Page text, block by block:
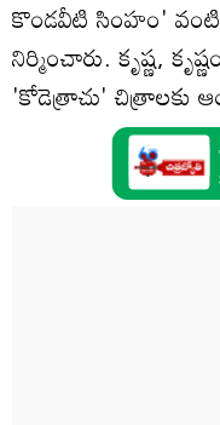
కొండవీటి సింహం'
నిర్మించారు. కృష్ణ,
'కోడెత్రాచు'